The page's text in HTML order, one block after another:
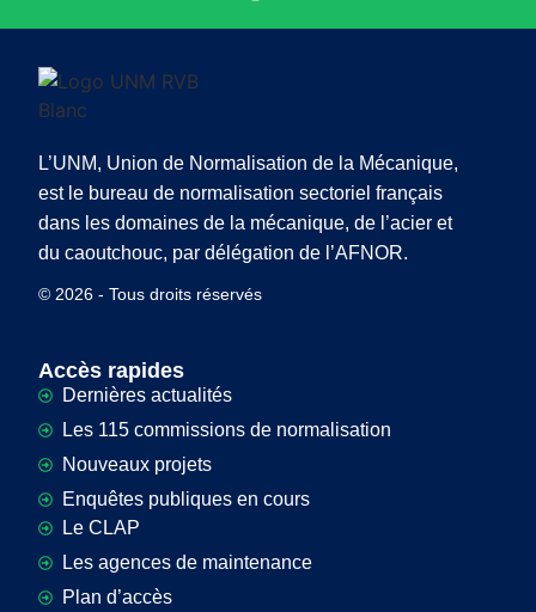
L’UNM, Union de Normalisation de la Mécanique,
est le bureau de normalisation sectoriel français
dans les domaines de la mécanique, de l’acier et
du caoutchouc, par délégation de l’AFNOR.
© 2026 - Tous droits réservés
Accès rapides
Dernières actualités
Les 115 commissions de normalisation
Nouveaux projets
Enquêtes publiques en cours
Le CLAP
Les agences de maintenance
Plan d’accès